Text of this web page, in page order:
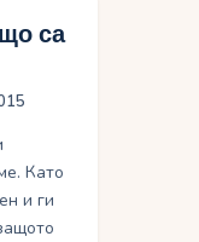
са
Като
и ги